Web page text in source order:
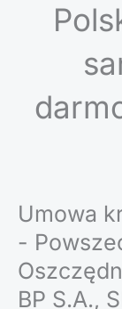
Umowa
-
BP S.A.,